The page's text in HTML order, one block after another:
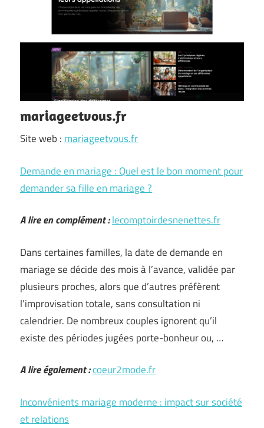
mariageetvous.fr
Site web : mariageetvous.fr
Demande en mariage : Quel est le bon moment pour
demander sa fille en mariage ?
A lire en complément :lecomptoirdesnenettes.fr
Dans certaines familles, la date de demande en
mariage se décide des mois à l’avance, validée par
plusieurs proches, alors que d’autres préfèrent
l’improvisation totale, sans consultation ni
calendrier. De nombreux couples ignorent qu’il
existe des périodes jugées porte-bonheur ou, …
A lire également :coeur2mode.fr
Inconvénients mariage moderne : impact sur société
et relations